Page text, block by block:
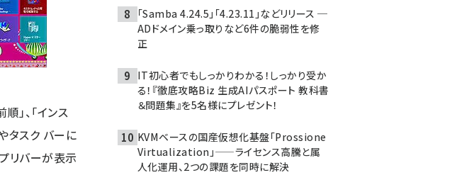
」、「インス
タスク バーに
リバーが表示
「Samba 4.24.5」「4.23.11」などリリース ─
ADドメイン乗っ取りなど6件の脆弱性を修
正
IT初心者でもしっかりわかる！しっかり受か
る！『徹底攻略Biz 生成AIパスポート 教科書
＆問題集』を5名様にプレゼント！
KVMベースの国産仮想化基盤「Prossione
Virtualization」——ライセンス高騰と属
人化運用、2つの課題を同時に解決